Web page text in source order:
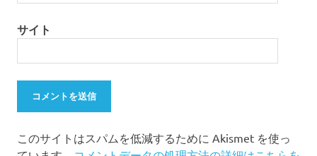
サイト
このサイトはスパムを低減するために Akismet を使っ